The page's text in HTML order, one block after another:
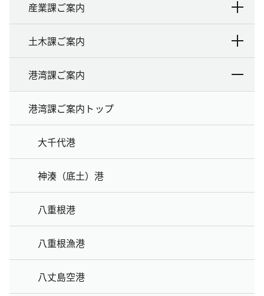
産業課ご案内
土木課ご案内
港湾課ご案内
港湾課ご案内トップ
大千代港
神湊（底土）港
八重根港
八重根漁港
八丈島空港